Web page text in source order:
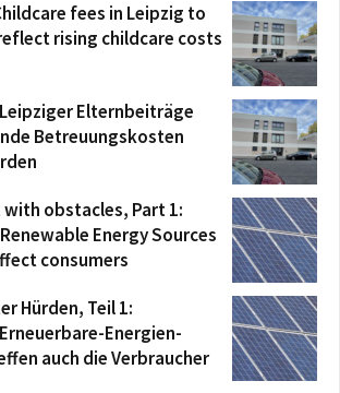
fees in Leipzig to
rising childcare costs
Elternbeiträge
Betreuungskosten
obstacles, Part 1:
Energy Sources
consumers
Hürden, Teil 1:
Energien-
auch die Verbraucher